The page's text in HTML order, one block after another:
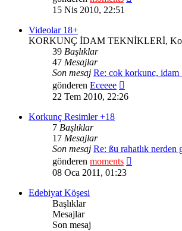
15 Nis 2010, 22:51
Videolar 18+
KORKUNÇ İDAM TEKNİKLERİ,
39 Başlıklar
47 Mesajlar
Son mesaj Re: cok korkunc,
gönderen Eceeee
mesajı
22 Tem 2010, 22:26
Korkunç Resimler +18
7 Başlıklar
17 Mesajlar
Son mesaj Re: ßu rahatlık
gönderen moments
08 Oca 2011, 01:23
Edebiyat Köşesi
Başlıklar
Mesajlar
Son mesaj